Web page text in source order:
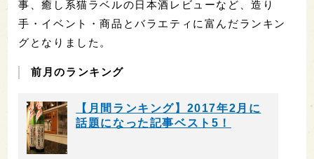
事、癒し系猫ラベルの日本酒レビューなど、造り
手・イベント・商品とバラエティに富んだランキン
グとなりました。
前月のランキング
【月間ランキング】2017年2月に
話題になった記事ベスト5！